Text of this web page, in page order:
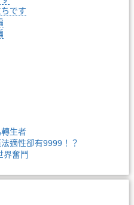
です
生者
適性卻有9999！？
界奮鬥